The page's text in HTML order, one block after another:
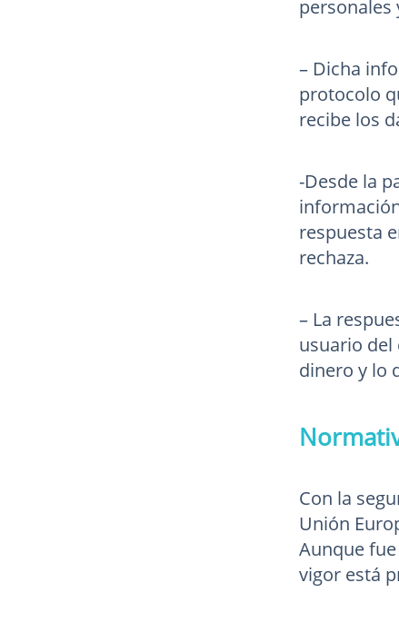
personales
– Dicha
protocolo
recibe los
-Desde la
respuesta
rechaza.
– La
usuario del
dinero y lo
Con la
Unión
Aunque
vigor está